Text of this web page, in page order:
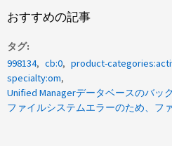
おすすめの記事
タグ
998134
cb:0
product-
specialty:om